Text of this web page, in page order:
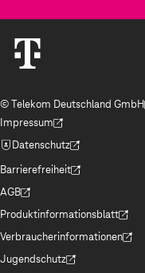
© Telekom Deutschland GmbH
(Der Link wird in einem neuen
Impressum
(Der Link wird in einem neuen
Datenschutz
(Der Link wird in einem neuen
Barrierefreiheit
(Der Link wird in einem neuen
AGB
(Der Link wird in einem neuen
Produktinformationsblatt
(Der Link wird in einem neuen
Verbraucherinformationen
(Der Link wird in einem neuen
Jugendschutz
(Der Link wird in einem neuen